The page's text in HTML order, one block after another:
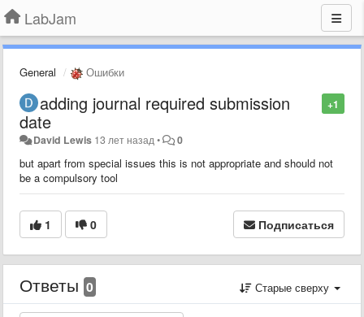
LabJam
General Ошибки
+1
adding journal required submission
date
David Lewis 13 лет назад • 0
but apart from special issues this is not appropriate and should not
be a compulsory tool
1 0 Подписаться
Ответы 0 Старые сверху